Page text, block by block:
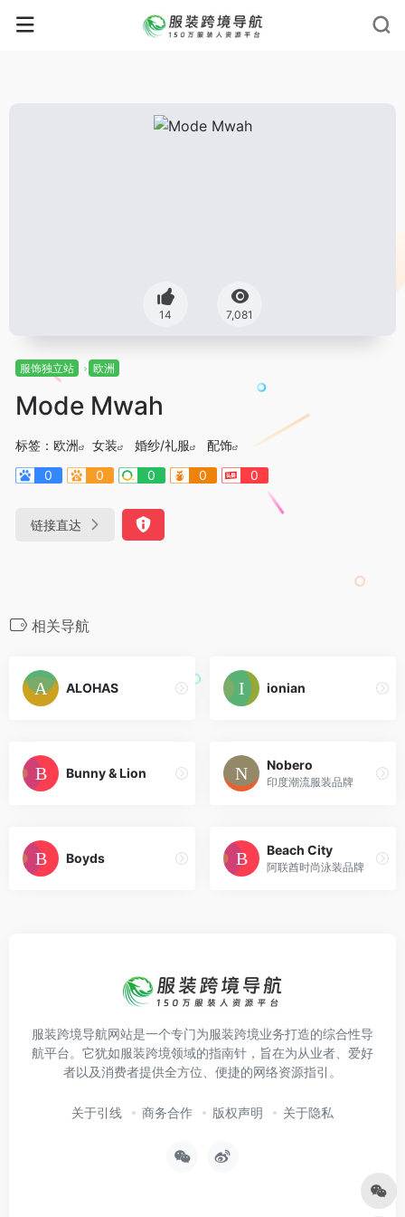
14 7,081
服饰独立站 欧洲
Mode Mwah
标签： 欧洲 女装 婚纱/礼服
配饰
0
0 0 0 0
链接直达
相关导航
ALOHAS ionian
Bunny & Lion
Nobero
印度潮流服装品牌
Boyds
Beach City
阿联酋时尚泳装品牌
服装跨境导航网站是一个专门为服装跨境业务打造的综合性导
航平台。它犹如服装跨境领域的指南针，旨在为从业者、爱好
者以及消费者提供全方位、便捷的网络资源指引。
关于引线 商务合作 版权声明 关于隐私